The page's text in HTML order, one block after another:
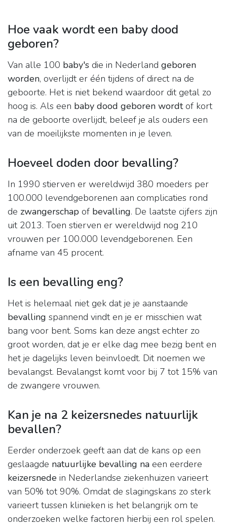
Hoe vaak wordt een baby dood
geboren?
Van alle 100 baby's die in Nederland geboren
worden, overlijdt er één tijdens of direct na de
geboorte. Het is niet bekend waardoor dit getal zo
hoog is. Als een baby dood geboren wordtof kort
na de geboorte overlijdt, beleef je als ouders een
van de moeilijkste momenten in je leven.
Hoeveel doden door bevalling?
In 1990 stierven er wereldwijd 380 moeders per
100.000 levendgeborenen aan complicaties rond
de zwangerschap of bevalling. De laatste cijfers zijn
uit 2013. Toen stierven er wereldwijd nog 210
vrouwen per 100.000 levendgeborenen. Een
afname van 45 procent.
Is een bevalling eng?
Het is helemaal niet gek dat je je aanstaande
bevalling spannend vindt en je er misschien wat
bang voor bent. Soms kan deze angst echter zo
groot worden, dat je er elke dag mee bezig bent en
het je dagelijks leven beïnvloedt. Dit noemen we
bevalangst. Bevalangst komt voor bij 7 tot 15% van
de zwangere vrouwen.
Kan je na 2 keizersnedes natuurlijk
bevallen?
Eerder onderzoek geeft aan dat de kans op een
geslaagde natuurlijke bevalling na een eerdere
keizersnede in Nederlandse ziekenhuizen varieert
van 50% tot 90%. Omdat de slagingskans zo sterk
varieert tussen klinieken is het belangrijk om te
onderzoeken welke factoren hierbij een rol spelen.